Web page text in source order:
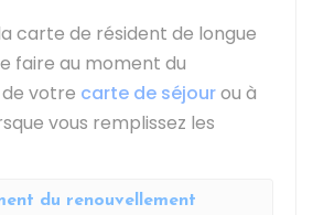
carte de résident de longue
faire au moment du
votre carte de séjourou à
vous remplissez les
du renouvellement